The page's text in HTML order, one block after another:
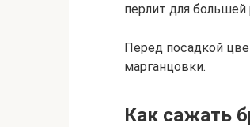
перлит для большей
Перед посадкой
марганцовки.
Как сажать